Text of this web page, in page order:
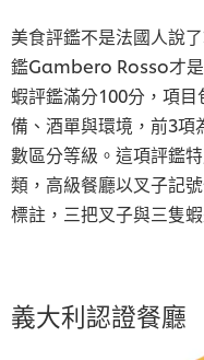
美食評鑑不是法國人說
鑑Gambero Rosso才是
蝦評鑑滿分100分，項
備、酒單與環境，前3項
數區分等級。這項評鑑
類，高級餐廳以叉子記
標註，三把叉子與三隻
義大利認證餐廳